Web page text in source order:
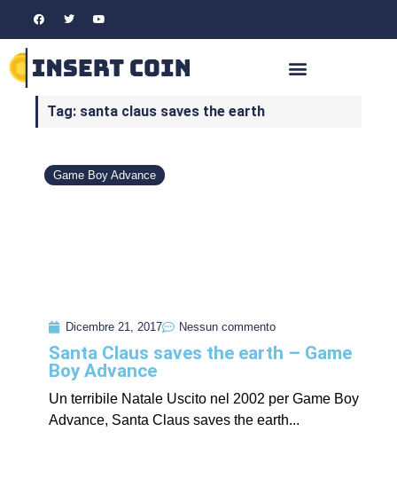
Tag: santa claus saves the earth
Game Boy Advance
Dicembre 21, 2017 Nessun commento
Santa Claus saves the earth – Game
Boy Advance
Un terribile Natale Uscito nel 2002 per Game Boy
Advance, Santa Claus saves the earth...